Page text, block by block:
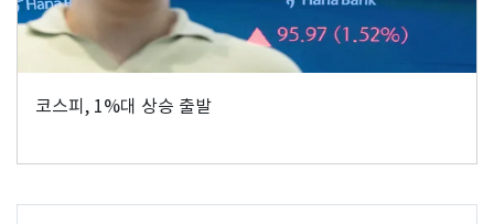
코스피, 1%대 상승 출발